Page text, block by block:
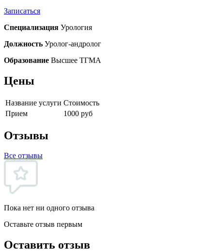
Записаться
Специализация Урология
Должность Уролог-андролог
Образование Высшее ТГМА
Цены
Название услуги Стоимость
Прием
1000 руб
Отзывы
Все отзывы
Пока нет ни одного отзыва
Оставьте отзыв первым
Оставить отзыв